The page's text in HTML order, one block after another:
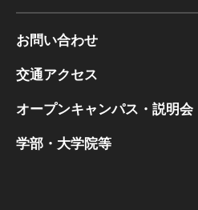
お問い合わせ
交通アクセス
オープンキャンパス・説明会
学部・大学院等